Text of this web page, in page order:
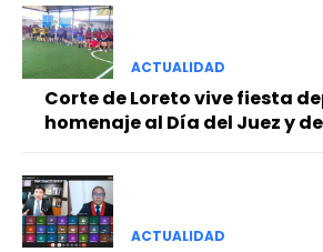
ACTUALIDAD
Corte de Loreto vive fiesta
homenaje al Día del Juez y
ACTUALIDAD